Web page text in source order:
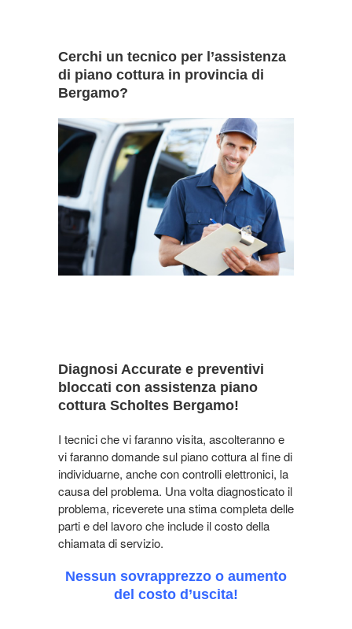
Cerchi un tecnico per l’assistenza
di piano cottura in provincia di
Bergamo?
Diagnosi Accurate e preventivi
bloccati con assistenza piano
cottura Scholtes Bergamo!
I tecnici che vi faranno visita, ascolteranno e
vi faranno domande sul piano cottura al fine di
individuarne, anche con controlli elettronici, la
causa del problema. Una volta diagnosticato il
problema, riceverete una stima completa delle
parti e del lavoro che include il costo della
chiamata di servizio.
Nessun sovrapprezzo o aumento
del costo d’uscita!